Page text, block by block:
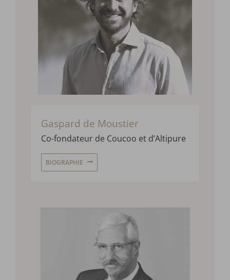
Gaspard de Moustier
Co-fondateur de Coucoo et d’Altipure
BIOGRAPHIE